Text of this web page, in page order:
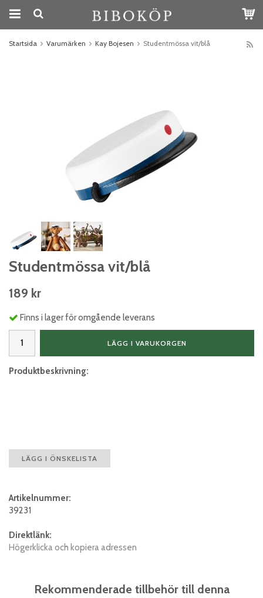
Startsida Varumärken Kay Bojesen Studentmössa vit/blå
Studentmössa vit/blå
189 kr
Finns i lager för omgående leverans
LÄGG I VARUKORGEN
Produktbeskrivning:
LÄGG I ÖNSKELISTA
Artikelnummer:
39231
Direktlänk:
Högerklicka och kopiera adressen
Rekommenderade tillbehör till denna